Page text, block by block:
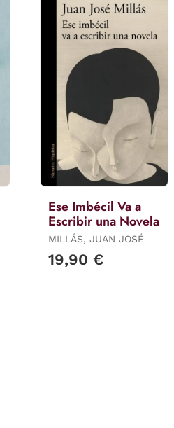
Ese Imbécil Va a
Escribir una Novela
MILLÁS, JUAN JOSÉ
19,90 €